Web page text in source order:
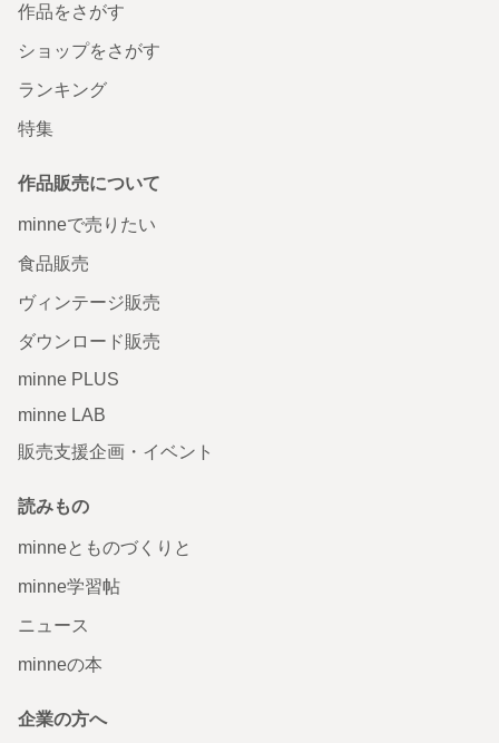
作品をさがす
ショップをさがす
ランキング
特集
作品販売について
minneで売りたい
食品販売
ヴィンテージ販売
ダウンロード販売
minne PLUS
minne LAB
販売支援企画・イベント
読みもの
minneとものづくりと
minne学習帖
ニュース
minneの本
企業の方へ